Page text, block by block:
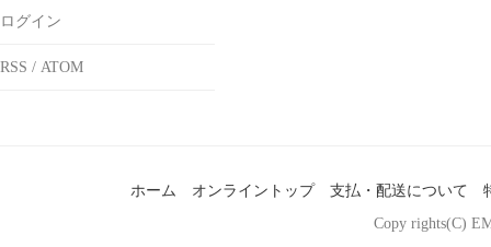
ログイン
RSS / ATOM
ホーム オンライントップ 支払・配送について
Copy rights(C)